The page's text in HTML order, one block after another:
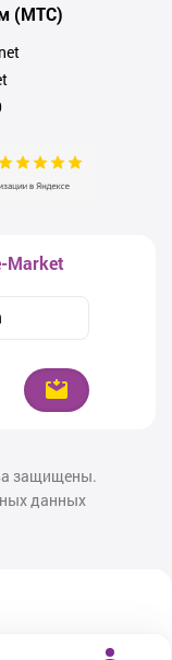
(МТС)
Market
защищены.
данных